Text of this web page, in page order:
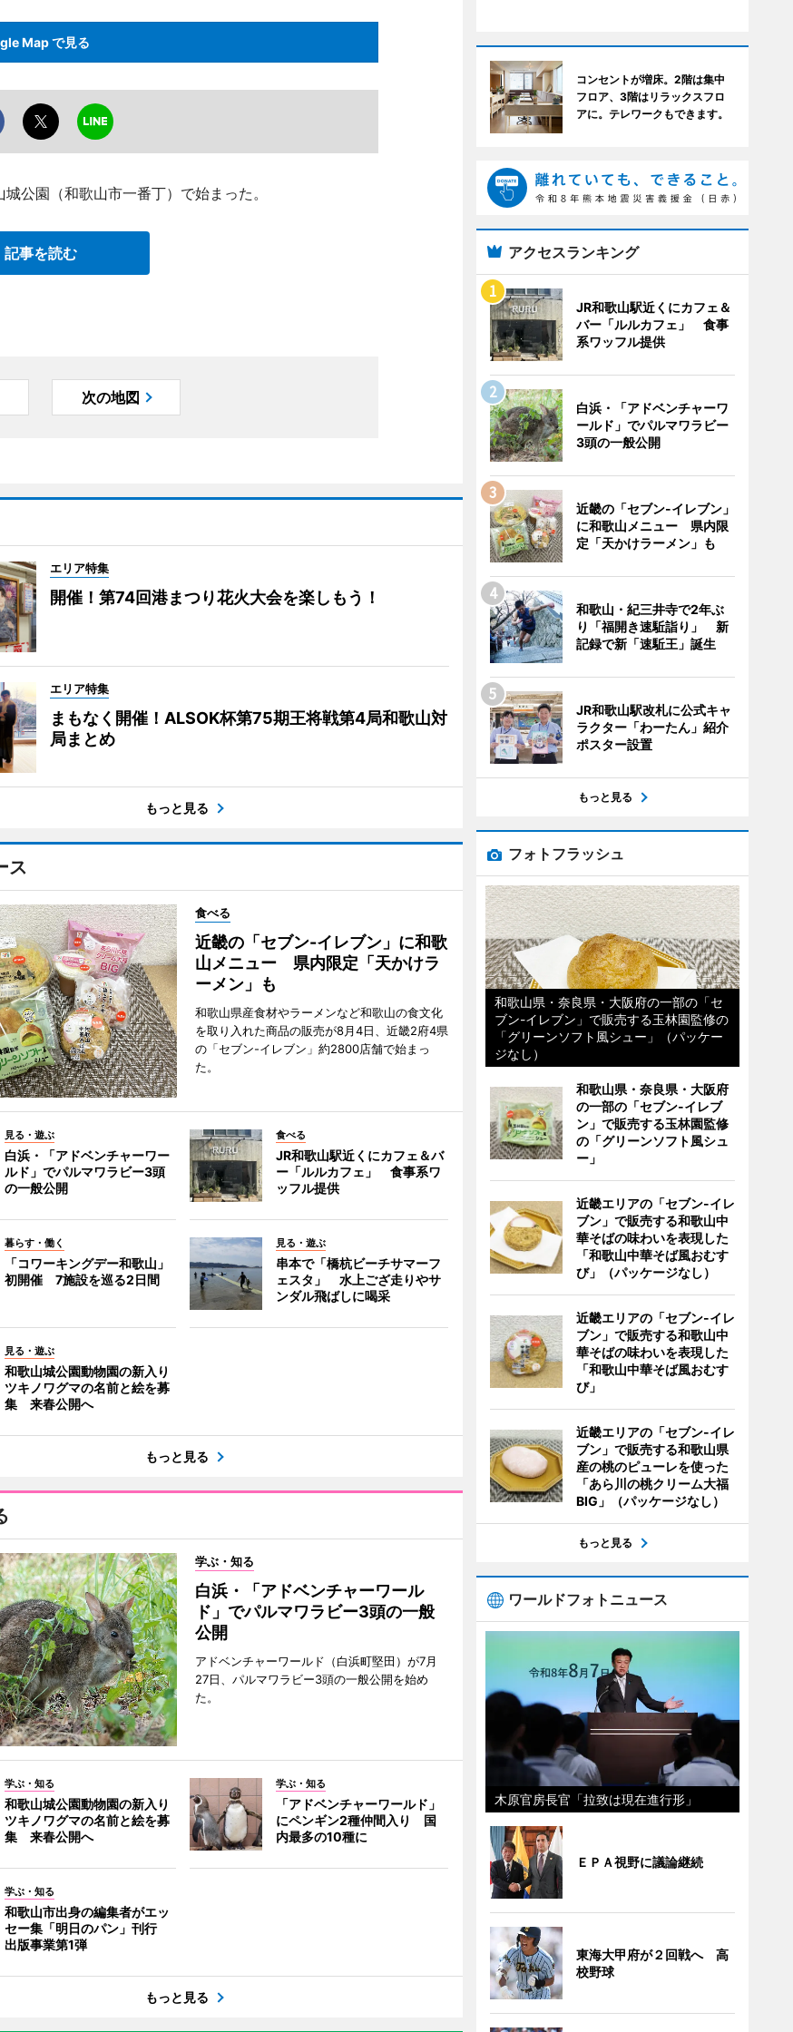
Map で見る
公園（和歌山市一番丁）で始まった。
記事を読む
次の地図
エリア特集
開催！第74回港まつり花火大会を楽しもう！
エリア特集
まもなく開催！ALSOK杯第75期王将戦第4局和歌山対
局まとめ
もっと見る
ス
食べる
近畿の「セブン-イレブン」に和歌
山メニュー 県内限定「天かけラ
ーメン」も
和歌山県産食材やラーメンなど和歌山の食文化
を取り入れた商品の販売が8月4日、近畿2府4県
の「セブン-イレブン」約2800店舗で始まっ
た。
見る・遊ぶ
白浜・「アドベンチャーワー
ルド」でパルマワラビー3頭
の一般公開
食べる
JR和歌山駅近くにカフェ＆バ
ー「ルルカフェ」 食事系ワ
ッフル提供
暮らす・働く
「コワーキングデー和歌山」
初開催 7施設を巡る2日間
見る・遊ぶ
串本で「橋杭ビーチサマーフ
ェスタ」 水上ござ走りやサ
ンダル飛ばしに喝采
見る・遊ぶ
和歌山城公園動物園の新入り
ツキノワグマの名前と絵を募
集 来春公開へ
もっと見る
学ぶ・知る
白浜・「アドベンチャーワール
ド」でパルマワラビー3頭の一般
公開
アドベンチャーワールド（白浜町堅田）が7月
27日、パルマワラビー3頭の一般公開を始め
た。
学ぶ・知る
和歌山城公園動物園の新入り
ツキノワグマの名前と絵を募
集 来春公開へ
学ぶ・知る
「アドベンチャーワールド」
にペンギン2種仲間入り 国
内最多の10種に
学ぶ・知る
和歌山市出身の編集者がエッ
セー集「明日のパン」刊行
出版事業第1弾
もっと見る
コンセントが増床。2階は集中
フロア、3階はリラックスフロ
アに。テレワークもできます。
アクセスランキング
JR和歌山駅近くにカフェ＆
バー「ルルカフェ」 食事
系ワッフル提供
白浜・「アドベンチャーワ
ールド」でパルマワラビー
3頭の一般公開
近畿の「セブン-イレブン」
に和歌山メニュー 県内限
定「天かけラーメン」も
和歌山・紀三井寺で2年ぶ
り「福開き速駈詣り」 新
記録で新「速駈王」誕生
JR和歌山駅改札に公式キャ
ラクター「わーたん」紹介
ポスター設置
もっと見る
フォトフラッシュ
和歌山県・奈良県・大阪府の一部の「セ
ブン-イレブン」で販売する玉林園監修の
「グリーンソフト風シュー」（パッケー
ジなし）
和歌山県・奈良県・大阪府
の一部の「セブン-イレブ
ン」で販売する玉林園監修
の「グリーンソフト風シュ
ー」
近畿エリアの「セブン-イレ
ブン」で販売する和歌山中
華そばの味わいを表現した
「和歌山中華そば風おむす
び」（パッケージなし）
近畿エリアの「セブン-イレ
ブン」で販売する和歌山中
華そばの味わいを表現した
「和歌山中華そば風おむす
び」
近畿エリアの「セブン-イレ
ブン」で販売する和歌山県
産の桃のピューレを使った
「あら川の桃クリーム大福
BIG」（パッケージなし）
もっと見る
ワールドフォトニュース
木原官房長官「拉致は現在進行形」
ＥＰＡ視野に議論継続
東海大甲府が２回戦へ 高
校野球